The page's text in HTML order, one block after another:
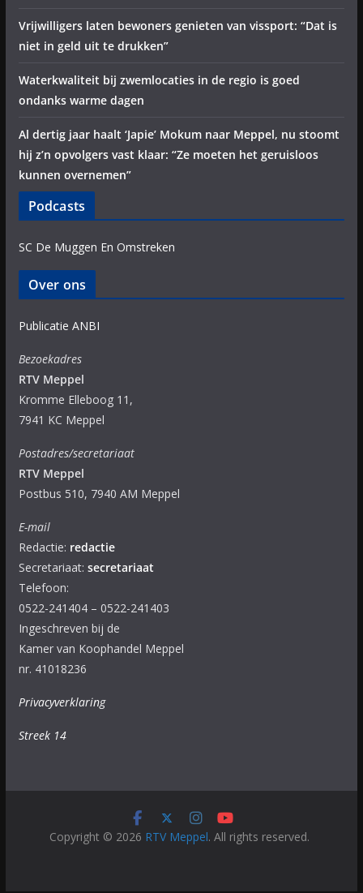
Vrijwilligers laten bewoners genieten van vissport: “Dat is
niet in geld uit te drukken”
Waterkwaliteit bij zwemlocaties in de regio is goed
ondanks warme dagen
Al dertig jaar haalt ‘Japie’ Mokum naar Meppel, nu stoomt
hij z’n opvolgers vast klaar: “Ze moeten het geruisloos
kunnen overnemen”
Podcasts
SC De Muggen En Omstreken
Over ons
Publicatie ANBI
Bezoekadres
RTV Meppel
Kromme Elleboog 11,
7941 KC Meppel
Postadres/secretariaat
RTV Meppel
Postbus 510, 7940 AM Meppel
E-mail
Redactie: redactie
Secretariaat: secretariaat
Telefoon:
0522-241404 – 0522-241403
Ingeschreven bij de
Kamer van Koophandel Meppel
nr. 41018236
Privacyverklaring
Streek 14
Copyright © 2026 RTV Meppel. All rights reserved.